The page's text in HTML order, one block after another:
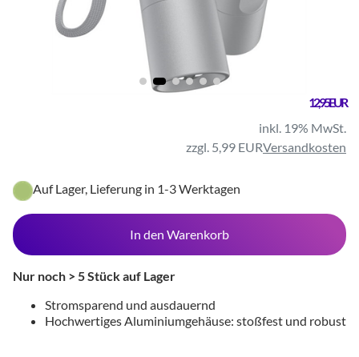
12,95 EUR
inkl. 19% MwSt.
zzgl. 5,99 EURVersandkosten
Auf Lager, Lieferung in 1-3 Werktagen
In den Warenkorb
Nur noch > 5 Stück auf Lager
Stromsparend und ausdauernd
Hochwertiges Aluminiumgehäuse: stoßfest und robust